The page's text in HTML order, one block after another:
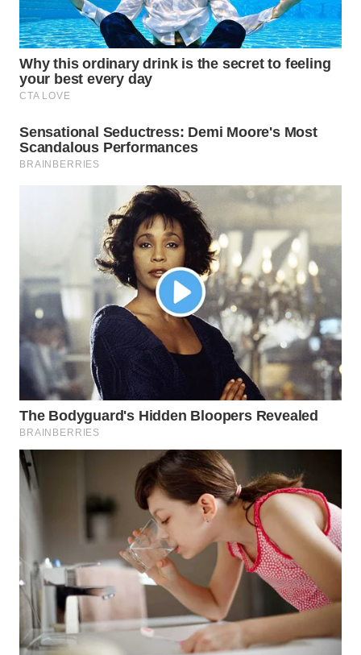
SUMEDANG
WN
CIANJUR
KEPULAUAN
SERIBU
WN
CIREBON
WN
INDRAMAYU
WN
KUNINGAN
MAJALENGKA
SUBANG
WN
SUKABUMI